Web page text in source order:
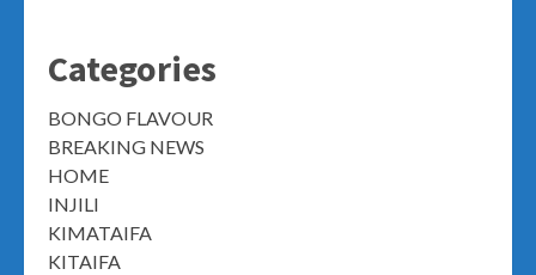
Categories
BONGO FLAVOUR
BREAKING NEWS
HOME
INJILI
KIMATAIFA
KITAIFA